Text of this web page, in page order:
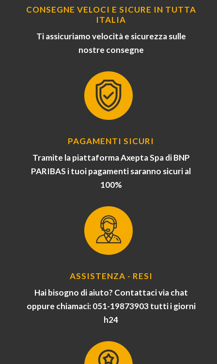
CONSEGNE VELOCI E SICURE IN TUTTA
ITALIA
Ti assicuriamo velocità e sicurezza sulle
nostre consegne
PAGAMENTI SICURI
Tramite la piattaforma Axepta Spa di BNP
PARIBAS i tuoi pagamenti saranno sicuri al
100%
ASSISTENZA - RESI
Hai bisogno di aiuto? Contattaci via chat
oppure chiamaci: 051-19873903 tutti i giorni
h24